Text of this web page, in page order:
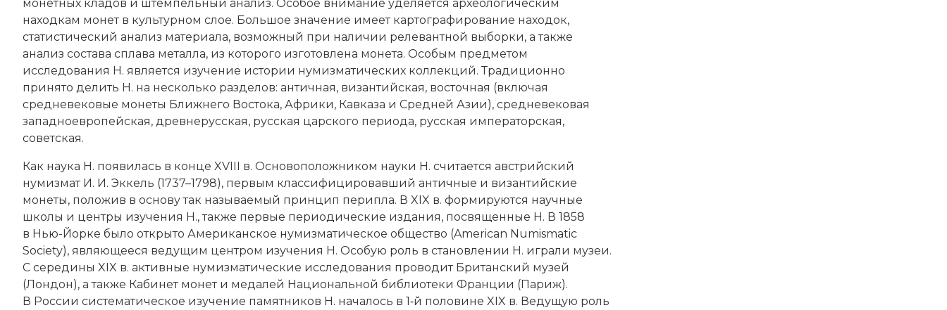
монетных кладов и штемпельный анализ. Особое внимание уделяется археологическим
находкам монет в культурном слое. Большое значение имеет картографирование находок,
статистический анализ материала, возможный при наличии релевантной выборки, а также
анализ состава сплава металла, из которого изготовлена монета. Особым предметом
исследования Н. является изучение истории нумизматических коллекций. Традиционно
принято делить Н. на несколько разделов: античная, византийская, восточная (включая
средневековые монеты Ближнего Востока, Африки, Кавказа и Средней Азии), средневековая
западноевропейская, древнерусская, русская царского периода, русская императорская,
советская.
Как наука Н. появилась в конце XVIII в. Основоположником науки Н. считается австрийский
нумизмат И. И. Эккель (1737–1798), первым классифицировавший античные и византийские
монеты, положив в основу так называемый принцип перипла. В XIX в. формируются научные
школы и центры изучения Н., также первые периодические издания, посвященные Н. В 1858
в Нью-­Йорке было открыто Американское нумизматическое общество (American Numismatic
Society), являющееся ведущим центром изучения Н. Особую роль в становлении Н. играли музеи.
С середины XIX в. активные нумизматические исследования проводит Британский музей
(Лондон), а также Кабинет монет и медалей Национальной библиотеки Франции (Париж).
В России систематическое изучение памятников Н. началось в 1‑й половине XIX в. Ведущую роль